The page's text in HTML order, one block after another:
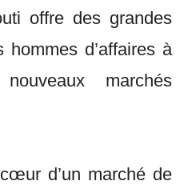
offre des grandes
hommes d’affaires à
marchés
d’un marché de